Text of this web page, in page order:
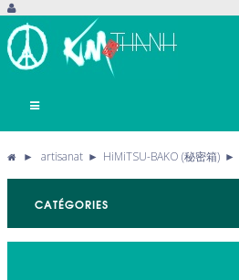
Basculer
navigation
► artisanat ► HiMiTSU-BAKO (秘密箱) ►
CATÉGORIES